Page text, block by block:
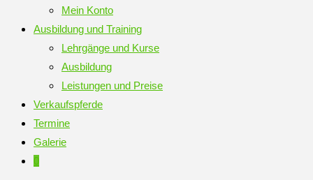
Mein Konto
Ausbildung und Training
Lehrgänge und Kurse
Ausbildung
Leistungen und Preise
Verkaufspferde
Termine
Galerie
0